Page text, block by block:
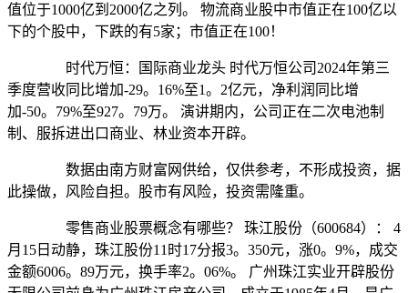
值位于1000亿到2000亿之列。 物流商业股中市值正在100亿以
下的个股中，下跌的有5家；市值正在100！
时代万恒：国际商业龙头 时代万恒公司2024年第三
季度营收同比增加-29。16%至1。2亿元，净利润同比增
加-50。79%至927。79万。 演讲期内，公司正在二次电池制
制、服拆进出口商业、林业资本开辟。
数据由南方财富网供给，仅供参考，不形成投资，据
此操做，风险自担。股市有风险，投资需隆重。
零售商业股票概念有哪些？ 珠江股份（600684）： 4
月15日动静，珠江股份11时17分报3。350元，涨0。9%，成交
金额6006。89万元，换手率2。06%。 广州珠江实业开辟股份